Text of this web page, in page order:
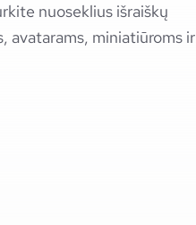
nuoseklius išraiškų
avatarams, miniatiūroms ir